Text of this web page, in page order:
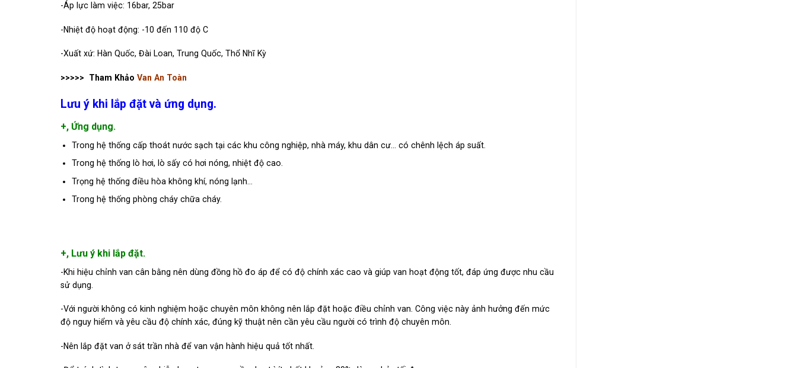
-Áp lực làm việc: 16bar, 25bar
-Nhiệt độ hoạt động: -10 đến 110 độ C
-Xuất xứ: Hàn Quốc, Đài Loan, Trung Quốc, Thổ Nhĩ Kỳ
>>>>> Tham Khảo Van An Toàn
Lưu ý khi lắp đặt và ứng dụng.
+, Ứng dụng.
Trong hệ thống cấp thoát nước sạch tại các khu công nghiệp, nhà máy, khu dân cư… có chênh lệch áp suất.
Trong hệ thống lò hơi, lò sấy có hơi nóng, nhiệt độ cao.
Trọng hệ thống điều hòa không khí, nóng lạnh…
Trong hệ thống phòng cháy chữa cháy.
+, Lưu ý khi lắp đặt.
-Khi hiệu chỉnh van cân bằng nên dùng đồng hồ đo áp để có độ chính xác cao và giúp van hoạt động tốt, đáp ứng được nhu cầu
sử dụng.
-Với người không có kinh nghiệm hoặc chuyên môn không nên lắp đặt hoặc điều chỉnh van. Công việc này ảnh hưởng đến mức
độ nguy hiểm và yêu cầu độ chính xác, đúng kỹ thuật nên cần yêu cầu người có trình độ chuyên môn.
-Nên lắp đặt van ở sát trần nhà để van vận hành hiệu quả tốt nhất.